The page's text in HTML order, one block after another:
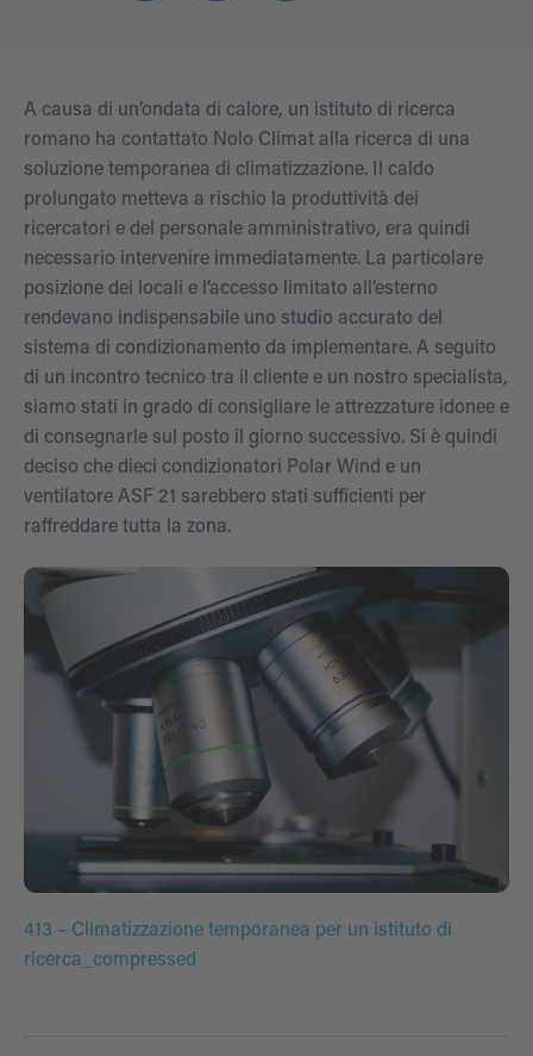
A causa di un’ondata di calore, un istituto di ricerca
romano ha contattato Nolo Climat alla ricerca di una
soluzione temporanea di climatizzazione. Il caldo
prolungato metteva a rischio la produttività dei
ricercatori e del personale amministrativo, era quindi
necessario intervenire immediatamente. La particolare
posizione dei locali e l’accesso limitato all’esterno
rendevano indispensabile uno studio accurato del
sistema di condizionamento da implementare. A seguito
di un incontro tecnico tra il cliente e un nostro specialista,
siamo stati in grado di consigliare le attrezzature idonee e
di consegnarle sul posto il giorno successivo. Si è quindi
deciso che dieci condizionatori Polar Wind e un
ventilatore ASF 21 sarebbero stati sufficienti per
raffreddare tutta la zona.
413 – Climatizzazione temporanea per un istituto di
ricerca_compressed